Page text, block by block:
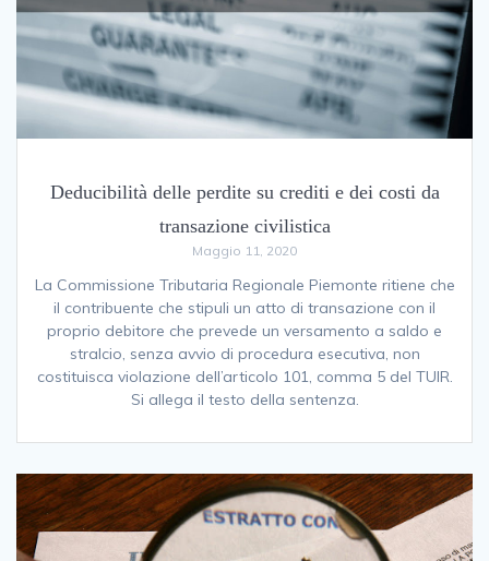
Deducibilità delle perdite su crediti e dei costi da
transazione civilistica
Maggio 11, 2020
La Commissione Tributaria Regionale Piemonte ritiene che
il contribuente che stipuli un atto di transazione con il
proprio debitore che prevede un versamento a saldo e
stralcio, senza avvio di procedura esecutiva, non
costituisca violazione dell’articolo 101, comma 5 del TUIR.
Si allega il testo della sentenza.